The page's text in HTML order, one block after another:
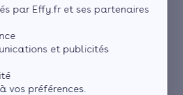
par Effy.fr et ses partenaires
et publicités
vos préférences.
à 20h